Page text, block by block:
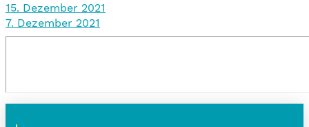
15. Dezember 2021
7. Dezember 2021